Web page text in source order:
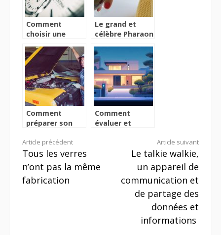
Comment
choisir une
?
Le grand et
célèbre Pharaon
Comment
préparer son
voyage ?
Comment
évaluer et
votre domicile
Lire
la
suite
Article précédent
Tous les verres
n’ont pas la même
fabrication
Article suivant
Le talkie walkie,
un appareil de
communication et
de partage des
données et
informations